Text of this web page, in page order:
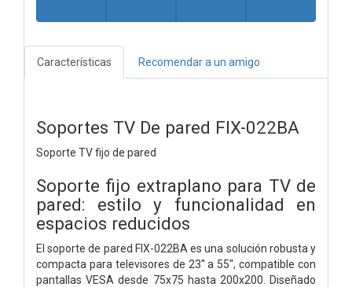
Características Recomendar a un amigo
Soportes TV De pared FIX-022BA
Soporte TV fijo de pared
Soporte fijo extraplano para TV de
pared: estilo y funcionalidad en
espacios reducidos
El soporte de pared FIX-022BA es una solución robusta y
compacta para televisores de 23'' a 55'', compatible con
pantallas VESA desde 75x75 hasta 200x200. Diseñado